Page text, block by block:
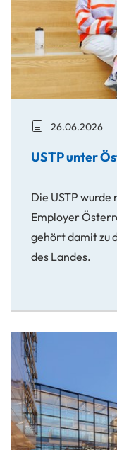
26.06.2026
USTP unter
Die USTP
Employer
gehört damit zu
des Landes.
Erfolgreiches